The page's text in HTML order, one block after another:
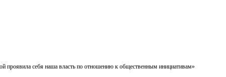
проявила себя наша власть по отношению к общественным инициативам»